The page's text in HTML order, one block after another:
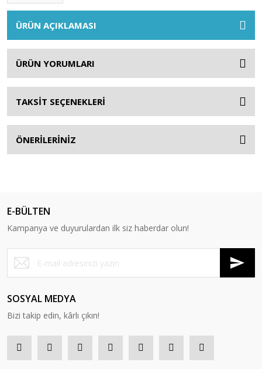
ÜRÜN AÇIKLAMASI
ÜRÜN YORUMLARI
TAKSİT SEÇENEKLERİ
ÖNERİLERİNİZ
E-BÜLTEN
Kampanya ve duyurulardan ilk siz haberdar olun!
SOSYAL MEDYA
Bizi takip edin, kârlı çıkın!